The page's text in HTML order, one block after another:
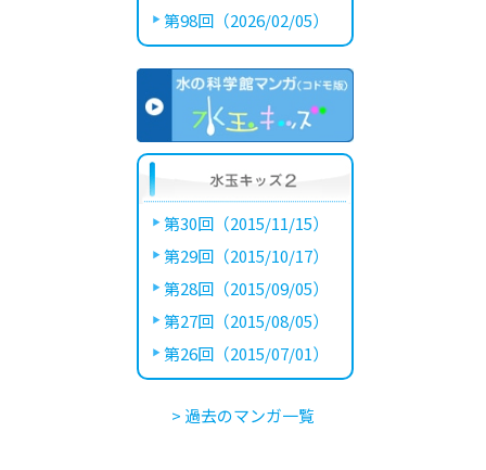
第98回（2026/02/05）
第30回（2015/11/15）
第29回（2015/10/17）
第28回（2015/09/05）
第27回（2015/08/05）
第26回（2015/07/01）
> 過去のマンガ一覧